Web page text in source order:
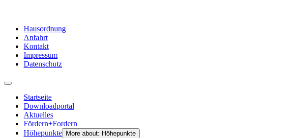
Hausordnung
Anfahrt
Kontakt
Impressum
Datenschutz
Startseite
Downloadportal
Aktuelles
Fördern+Fordern
Höhepunkte
More about: Höhepunkte